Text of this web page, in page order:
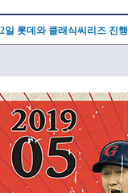
일 롯데와 클래식씨리즈 진행